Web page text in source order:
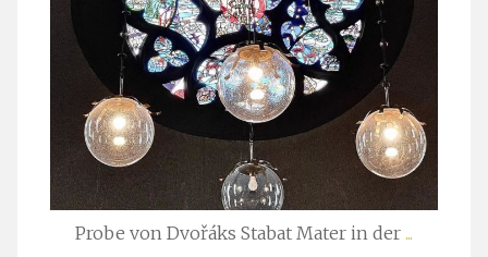
Probe von Dvořáks Stabat Mater in der ...